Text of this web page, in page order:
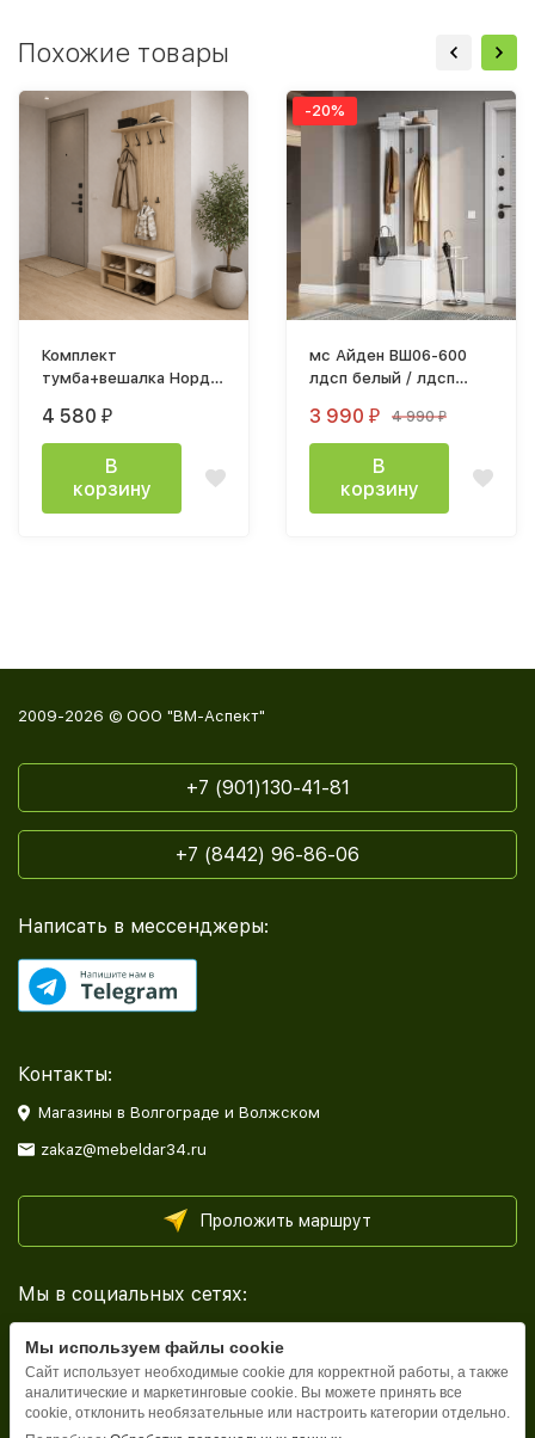
Похожие товары
Комплект
тумба+вешалка Норд
белая
4 580 ₽
В
корзину
-20%
мс Айден ВШ06-600
лдсп белый / лдсп
3 990 ₽ 4 990₽
В
корзину
2009-2026 © ООО "ВМ-Аспект"
+7 (901)130-41-81
+7 (8442) 96-86-06
Написать в мессенджеры:
Контакты:
Магазины в Волгограде и Волжском
zakaz@mebeldar34.ru
Проложить маршрут
Мы в социальных сетях:
Каталог
Мы используем файлы cookie
Сайт использует необходимые cookie для корректной работы, а также
аналитические и маркетинговые cookie. Вы можете принять все
cookie, отклонить необязательные или настроить категории отдельно.